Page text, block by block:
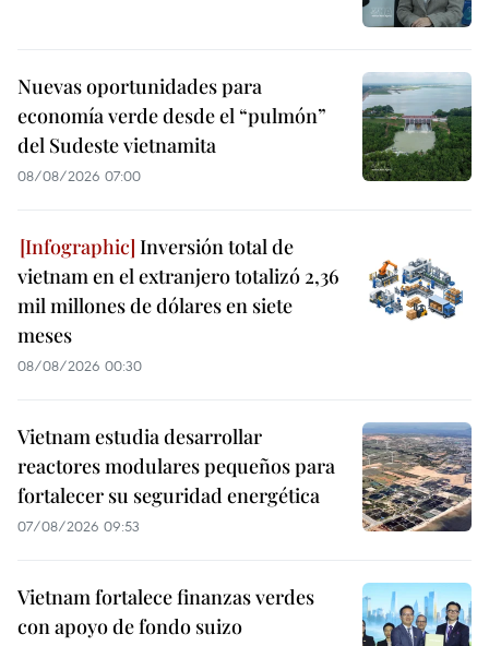
Nuevas oportunidades para
economía verde desde el “pulmón”
del Sudeste vietnamita
08/08/2026 07:00
Inversión total de
vietnam en el extranjero totalizó 2,36
mil millones de dólares en siete
meses
08/08/2026 00:30
Vietnam estudia desarrollar
reactores modulares pequeños para
fortalecer su seguridad energética
07/08/2026 09:53
Vietnam fortalece finanzas verdes
con apoyo de fondo suizo